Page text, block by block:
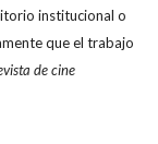
institucional o
que el trabajo
de cine